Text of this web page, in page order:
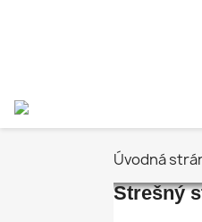
Úvodná
Strešný